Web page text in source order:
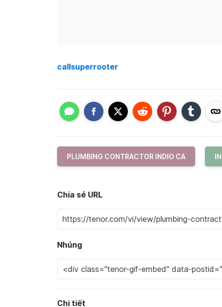
callsuperrooter
PLUMBING CONTRACTOR INDIO CA
Chia sẻ URL
Nhúng
Chi tiết